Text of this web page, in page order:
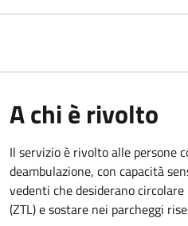
A chi è rivolto
Il servizio è rivolto alle persone
deambulazione, con capacità
vedenti che desiderano
(ZTL) e sostare nei parcheggi